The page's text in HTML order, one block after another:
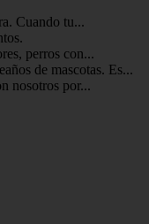
Cuando tu...
perros con...
de mascotas. Es...
nosotros por...